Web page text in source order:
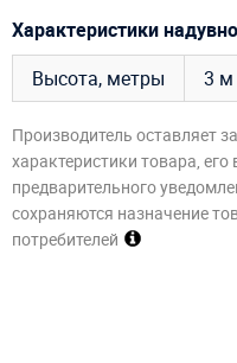
Характеристики
Высота, метры
3 м
Производитель оставляет
характеристики товара,
предварительного
сохраняются назначение
потребителей